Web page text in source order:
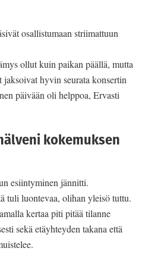
osallistumaan striimattuun
ollut kuin paikan päällä, mutta
hyvin seurata konsertin
päivään oli helppoa, Ervasti
kokemuksen
esiintyminen jännitti.
tuli luontevaa, olihan yleisö tuttu.
kertaa piti pitää tilanne
sekä etäyhteyden takana että